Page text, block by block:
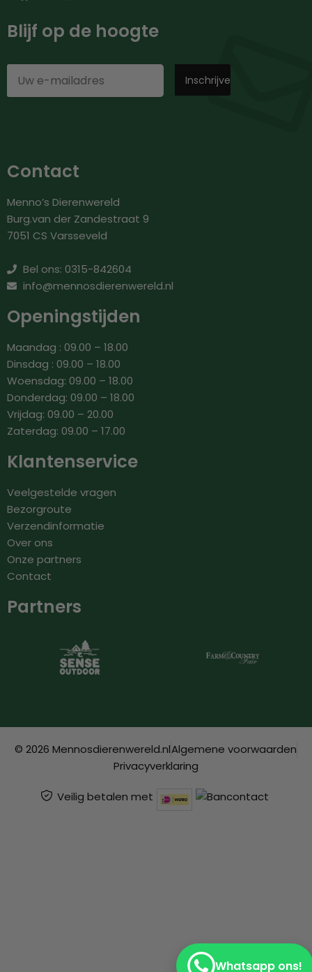
Blijf op de hoogte
Contact
Menno’s Dierenwereld
Burg.van der Zandestraat 9
7051 CS Varsseveld
Bel ons: 0315-842604
info@mennosdierenwereld.nl
Openingstijden
Maandag : 09.00 – 18.00
Dinsdag : 09.00 – 18.00
Woensdag: 09.00 – 18.00
Donderdag: 09.00 – 18.00
Vrijdag: 09.00 – 20.00
Zaterdag: 09.00 – 17.00
Klantenservice
Veelgestelde vragen
Bezorgroute
Verzendinformatie
Over ons
Onze partners
Contact
Partners
© 2026 Mennosdierenwereld.nlAlgemene voorwaarden
Privacyverklaring
Veilig betalen met
Whatsapp ons!